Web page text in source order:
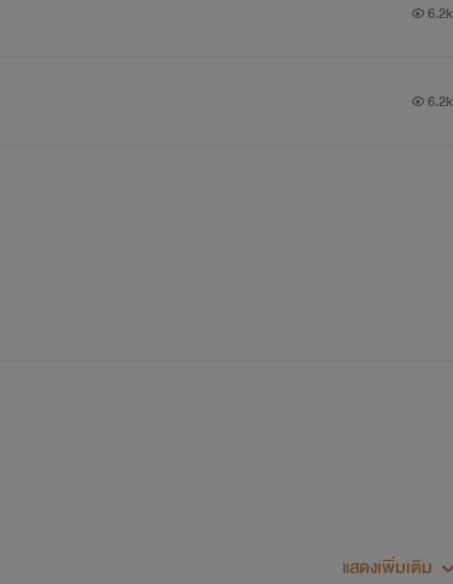
6.2k
6.2k
แสดงเพิ่มเติม